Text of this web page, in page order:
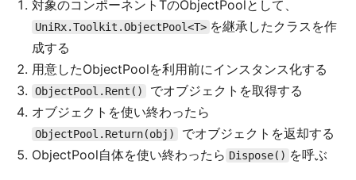
対象のコンポーネントTのObjectPoolとして、
UniRx.Toolkit.ObjectPool<T> を継承したクラスを作
成する
用意したObjectPoolを利用前にインスタンス化する
ObjectPool.Rent()
でオブジェクトを取得する
オブジェクトを使い終わったら
ObjectPool.Return(obj)
でオブジェクトを返却する
ObjectPool自体を使い終わったら Dispose() を呼ぶ